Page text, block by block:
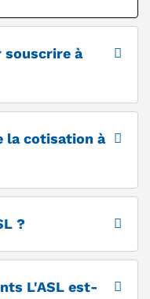
à
la cotisation à
?
L'ASL est-